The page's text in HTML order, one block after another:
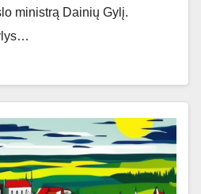
ministrą Dainių Gylį.